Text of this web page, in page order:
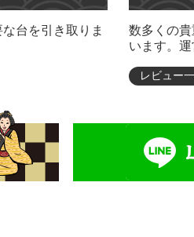
台を引き取りま
数多くの
います。運
レビュー